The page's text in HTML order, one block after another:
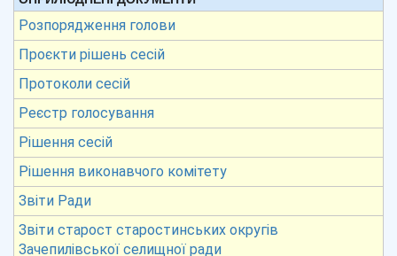
Розпорядження голови
Проєкти рішень сесій
Протоколи сесій
Реєстр голосування
Рішення сесій
Рішення виконавчого комітету
Звіти Ради
Звіти старост старостинських округів
Зачепилівської селищної ради